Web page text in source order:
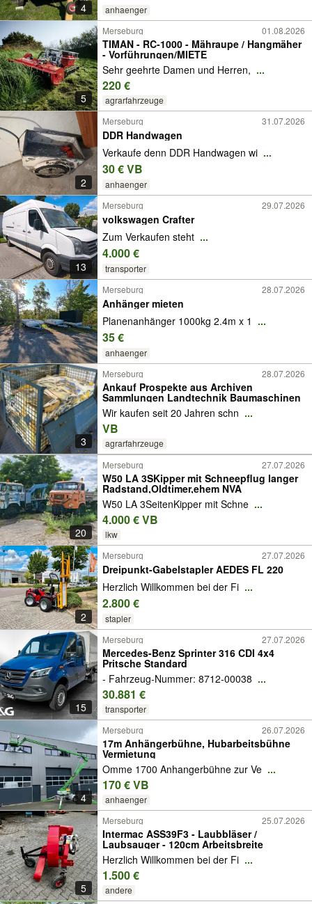
4 anhaenger
5
Merseburg 01.08.2026
TIMAN - RC-1000 - Mähraupe / Hangmäher
- Vorführungen/MIETE
Sehr geehrte Damen und Herren, ...
220 €
agrarfahrzeuge
2
Merseburg 31.07.2026
DDR Handwagen
Verkaufe denn DDR Handwagen wi ...
30 € VB
anhaenger
13
Merseburg 29.07.2026
volkswagen Crafter
Zum Verkaufen steht ...
4.000 €
transporter
Merseburg
28.07.2026
Anhänger mieten
Planenanhänger 1000kg 2.4m x 1 ...
35 €
anhaenger
3
Merseburg 28.07.2026
Ankauf Prospekte aus Archiven
Sammlungen Landtechnik Baumaschinen
Wir kaufen seit 20 Jahren schn ...
VB
agrarfahrzeuge
20
Merseburg 27.07.2026
W50 LA 3SKipper mit Schneepflug langer
Radstand,Oldtimer,ehem NVA
W50 LA 3SeitenKipper mit Schne ...
4.000 € VB
lkw
2
Merseburg 27.07.2026
Dreipunkt-Gabelstapler AEDES FL 220
Herzlich Willkommen bei der Fi ...
2.800 €
stapler
15
Merseburg 27.07.2026
Mercedes-Benz Sprinter 316 CDI 4x4
Pritsche Standard
- Fahrzeug-Nummer: 8712-00038 ...
30.881 €
transporter
4
Merseburg 26.07.2026
17m Anhängerbühne, Hubarbeitsbühne
Vermietung
Omme 1700 Anhangerbühne zur Ve ...
170 € VB
anhaenger
5
Merseburg 25.07.2026
Intermac ASS39F3 - Laubbläser /
Laubsauger - 120cm Arbeitsbreite
Herzlich Willkommen bei der Fi ...
1.500 €
andere